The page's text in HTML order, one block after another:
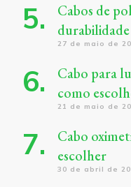
Cabos de
27 de maio de
Cabo para
como
21 de maio de
Cabo
escolher
30 de abril de